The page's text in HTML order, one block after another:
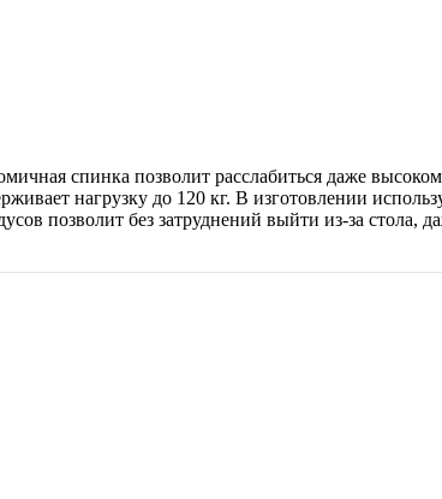
спинка позволит расслабиться даже
нагрузку до 120 кг. В изготовлении
позволит без затруднений выйти из-за стола,